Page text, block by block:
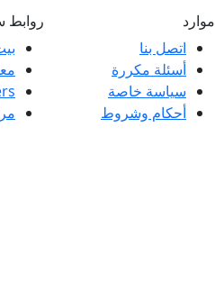
موارد
اتصل بنا
أسئلة مكررة
سياسة خاصة
أحكام وشروط
روابط